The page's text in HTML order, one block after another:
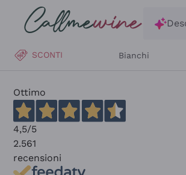
Salta al contenuto principale
SCONTI Bianchi
Ottimo
4,5/5
2.561
recensioni